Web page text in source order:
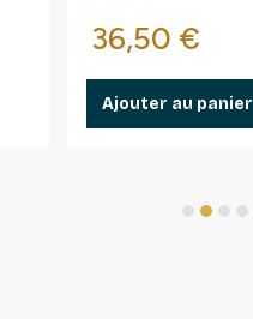
Prix
36,50 €
Ajouter au panier